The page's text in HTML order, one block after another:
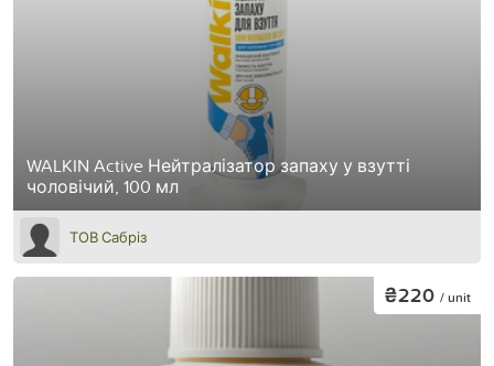
WALKIN Active Нейтралізатор запаху у взутті
чоловічий, 100 мл
ТОВ Сабріз
₴220 / unit